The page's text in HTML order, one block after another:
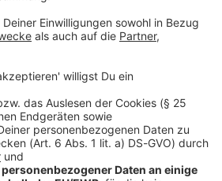
© dpa-infocom, dpa:250807-930-884829/2